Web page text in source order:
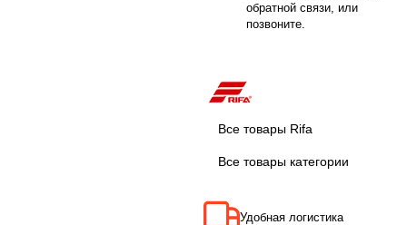
обратной связи, или
позвоните.
Все товары Rifa
Все товары категории
Удобная логистика